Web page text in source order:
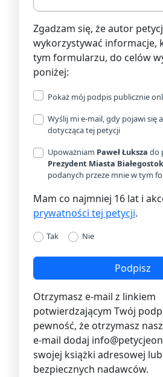
Zgadzam się, że autor
wykorzystywać informacje,
tym formularzu, do celów
poniżej:
Pokaż mój podpis publicznie
Wyślij mi e-mail, gdy pojawi się
dotycząca tej petycji
Upoważniam Paweł Łuksza do
Prezydent Miasta
podanych przeze mnie w tym
Mam co najmniej 16 lat i
prywatności tej petycji.
Tak Nie
Podpisz
Otrzymasz e-mail z linkiem
potwierdzającym Twój
pewność, że otrzymasz
e-mail dodaj
swojej książki adresowej
bezpiecznych nadawców.